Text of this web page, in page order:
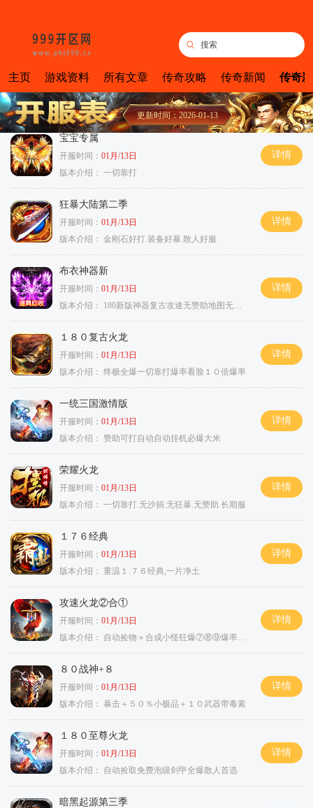
主页 游戏资料 所有文章 传奇攻略 传奇新闻 传奇
更新时间：2026-01-13
宝宝专属
开服时间： 01月/13日
版本介绍： 一切靠打
详情
狂暴大陆第二季
开服时间： 01月/13日
版本介绍： 金刚石好打.装备好暴.散人好服
详情
布衣神器新
开服时间： 01月/13日
版本介绍：
180新版神器复古攻速无赞助地图无排行
详情
１８０复古火龙
开服时间： 01月/13日
版本介绍： 终极全爆一切靠打爆率看脸１０倍爆率
详情
一统三国激情版
开服时间： 01月/13日
版本介绍： 赞助可打自动自动挂机必爆大米
详情
荣耀火龙
开服时间： 01月/13日
版本介绍： 一切靠打.无沙捐.无狂暴.无赞助.长期服
详情
１７６经典
开服时间： 01月/13日
版本介绍： 重温１.７６经典,一片净土
详情
攻速火龙②合①
开服时间： 01月/13日
版本介绍：
自动捡物＋合成小怪狂爆⑦⑧⑨爆率+９
详情
８０战神+８
开服时间： 01月/13日
版本介绍： 暴击＋５０％小极品＋１０武器带毒素
详情
１８０至尊火龙
开服时间： 01月/13日
版本介绍：
自动捡取免费泡级剑甲全爆散人首选
详情
暗黑起源第三季